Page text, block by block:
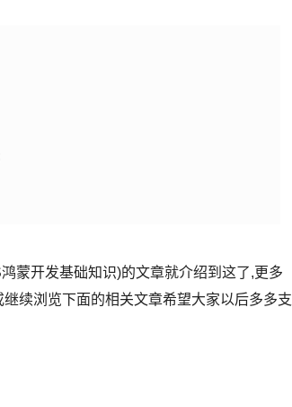
蒙开发基础知识)的文章就介绍到这了,更多
续浏览下面的相关文章希望大家以后多多支